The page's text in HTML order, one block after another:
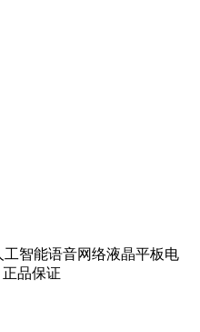
智能语音网络液晶平板电
正品保证